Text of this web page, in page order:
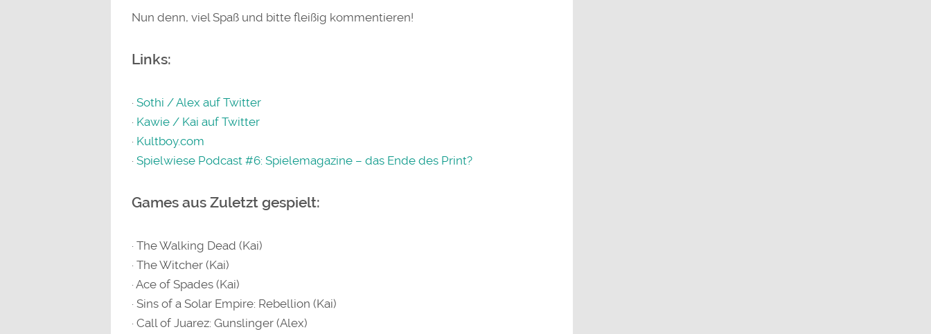
Nun denn, viel Spaß und bitte fleißig kommentieren!
Links:
· Sothi / Alex auf Twitter
· Kawie / Kai auf Twitter
· Kultboy.com
· Spielwiese Podcast #6: Spielemagazine – das Ende des Print?
Games aus Zuletzt gespielt:
· The Walking Dead (Kai)
· The Witcher (Kai)
· Ace of Spades (Kai)
· Sins of a Solar Empire: Rebellion (Kai)
· Call of Juarez: Gunslinger (Alex)